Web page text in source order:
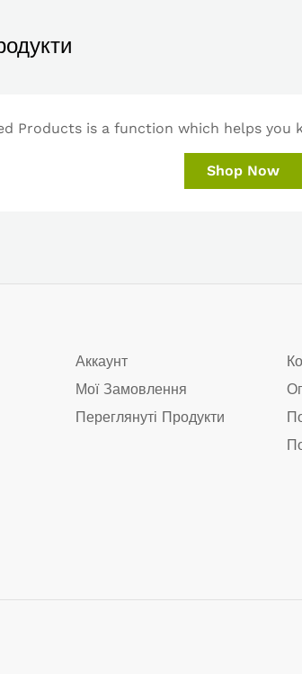
Products is a function which helps
Shop Now
Аккаунт
Мої Замовлення
Переглянуті Продукти